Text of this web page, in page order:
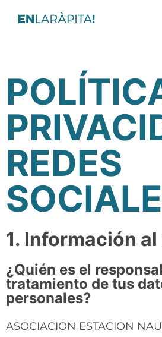
REDES
1. Información
¿Quién es el
tratamiento de tus
personales?
ASOCIACION ESTACION